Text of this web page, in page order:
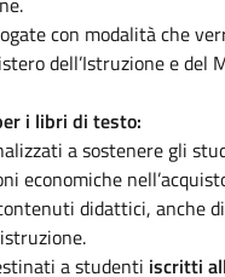
con modalità che
dell’Istruzione e del
i libri di testo:
a sostenere gli
economiche
didattici, anche
a studenti iscritti